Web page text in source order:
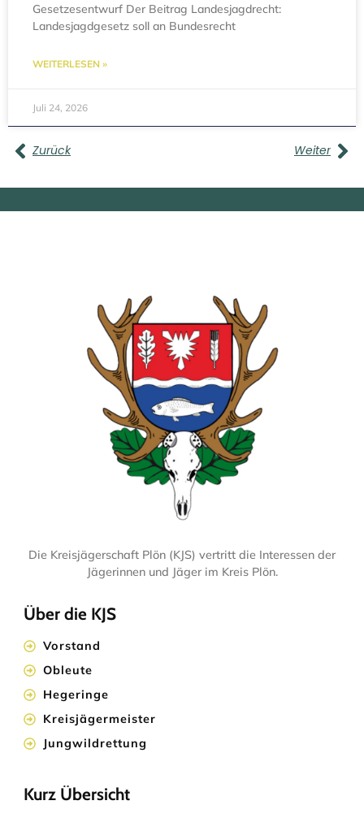
Gesetzesentwurf Der Beitrag Landesjagdrecht:
Landesjagdgesetz soll an Bundesrecht
WEITERLESEN »
Juli 24, 2026
Zurück Weiter
Die Kreisjägerschaft Plön (KJS) vertritt die Interessen der
Jägerinnen und Jäger im Kreis Plön.
Über die KJS
Vorstand
Obleute
Hegeringe
Kreisjägermeister
Jungwildrettung
Kurz Übersicht